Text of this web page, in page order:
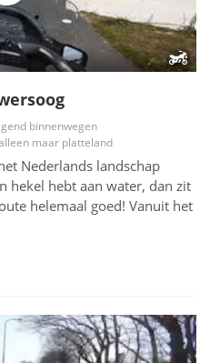
binnenwegen
maar platteland
Nederlands landschap
hekel hebt aan water, dan zit
helemaal goed! Vanuit het